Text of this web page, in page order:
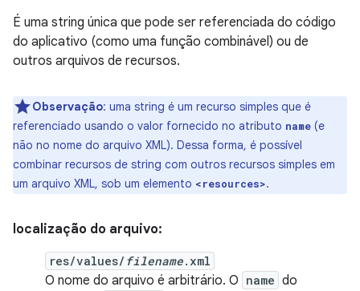
É uma string única que pode ser referenciada do código
do aplicativo (como uma função combinável) ou de
outros arquivos de recursos.
Observação: uma string é um recurso simples que é
referenciado usando o valor fornecido no atributo name (e
não no nome do arquivo XML). Dessa forma, é possível
combinar recursos de string com outros recursos simples em
um arquivo XML, sob um elemento <resources>.
localização do arquivo:
res/values/ filename.xml
O nome do arquivo é arbitrário. O name do